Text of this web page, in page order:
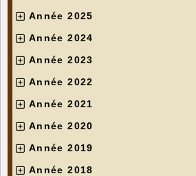
Année 2025
Année 2024
Année 2023
Année 2022
Année 2021
Année 2020
Année 2019
Année 2018